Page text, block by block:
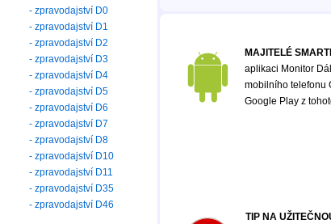
MAJITELÉ
aplikaci Monitor
mobilního telefonu
Google Play z
TIP NA
- zpravodajství D0
- zpravodajství D1
- zpravodajství D2
- zpravodajství D3
- zpravodajství D4
- zpravodajství D5
- zpravodajství D6
- zpravodajství D7
- zpravodajství D8
- zpravodajství D10
- zpravodajství D11
- zpravodajství D35
- zpravodajství D46